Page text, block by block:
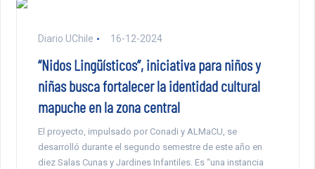
Diario UChile 16-12-2024
“Nidos Lingüísticos”, iniciativa para niños y
niñas busca fortalecer la identidad cultural
mapuche en la zona central
El proyecto, impulsado por Conadi y ALMaCU, se
desarrolló durante el segundo semestre de este año en
diez Salas Cunas y Jardines Infantiles. Es “una instancia